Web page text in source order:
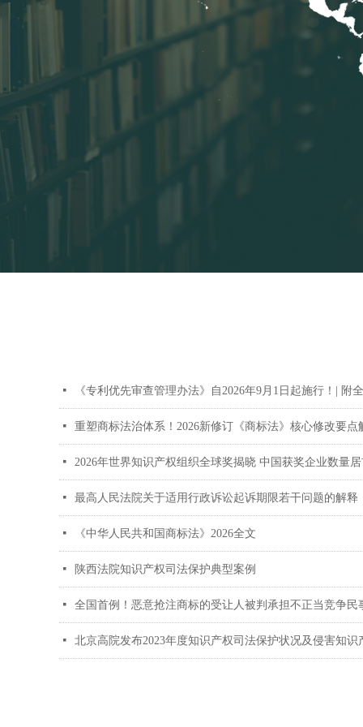
넷 《专利优先审查管理办法》自2026年9月1日起施行！| 附
넷 重塑商标法治体系！2026新修订《商标法》核心修改要点
넷 2026年世界知识产权组织全球奖揭晓 中国获奖企业数量
넷 最高人民法院关于适用行政诉讼起诉期限若干问题的解释
넷 《中华人民共和国商标法》2026全文
넷 陕西法院知识产权司法保护典型案例
넷 全国首例！恶意抢注商标的受让人被判承担不正当竞争民
넷 北京高院发布2023年度知识产权司法保护状况及侵害知